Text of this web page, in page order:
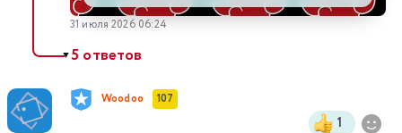
31 июля 2026 06:24
▼5 ответов
Woodoo 107
1